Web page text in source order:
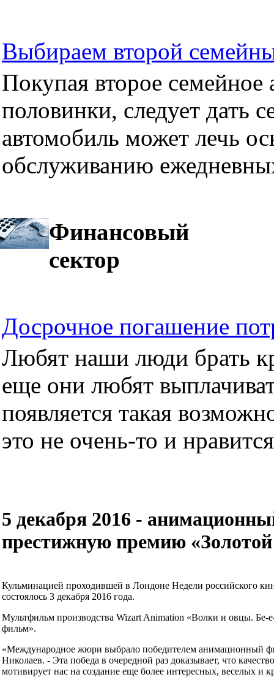
Выбираем второй
Покупая второе семейное
половинки, следует дать
автомобиль может лечь
обслуживанию
Финансовый
сектор
Досрочное погашение
Любят наши люди брать
еще они любят
появляется такая
это не очень-то и
5 декабря 2016 -
престижную премию «Золотой
Кульминацией проходившей в Лондоне Недели российского
состоялось 3 декабря 2016 года.
Мультфильм производства Wizart Animation «Волки и овцы.
фильм».
«Международное жюри выбрало победителем анимационный
Николаев. - Эта победа в очередной раз доказывает, что
мотивирует нас на создание еще более интересных, веселых и